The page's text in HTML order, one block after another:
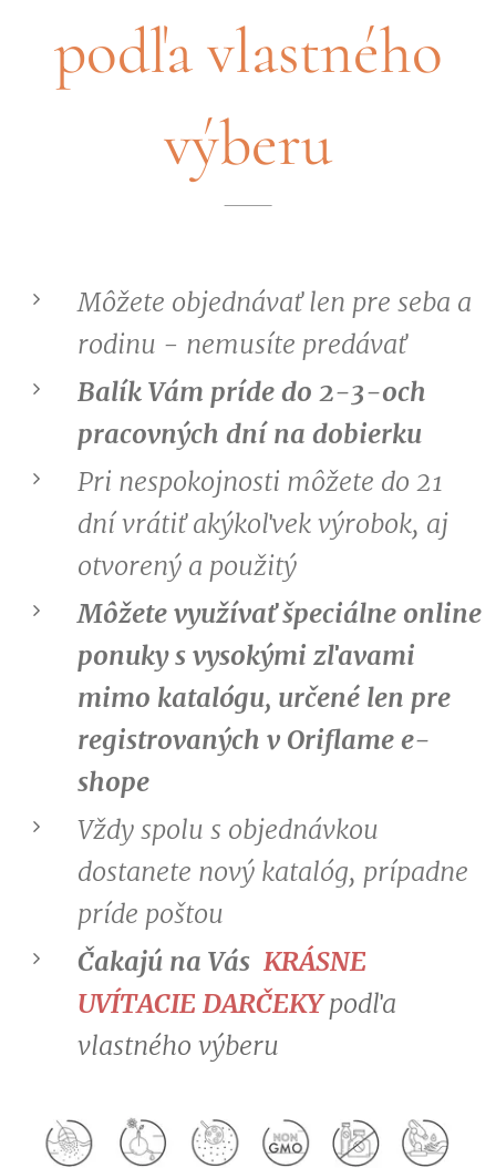
podľa vlastného
výberu
Môžete objednávať len pre seba a
rodinu - nemusíte predávať
Balík Vám príde do 2-3-och
pracovných dní na dobierku
Pri nespokojnosti môžete do 21
dní vrátiť akýkoľvek výrobok, aj
otvorený a použitý
Môžete využívať špeciálne online
ponuky s vysokými zľavami
mimo katalógu, určené len pre
registrovaných v Oriflame e-
shope
Vždy spolu s objednávkou
dostanete nový katalóg, prípadne
príde poštou
Čakajú na Vás KRÁSNE
UVÍTACIE DARČEKYpodľa
vlastného výberu